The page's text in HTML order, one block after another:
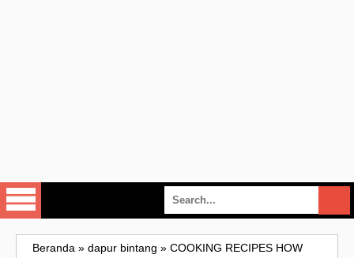
Beranda » dapur bintang » COOKING RECIPES HOW